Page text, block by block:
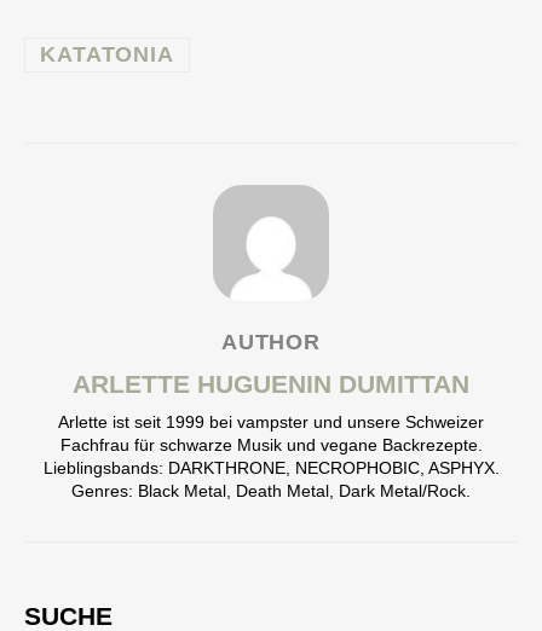
KATATONIA
AUTHOR
ARLETTE HUGUENIN DUMITTAN
Arlette ist seit 1999 bei vampster und unsere Schweizer
Fachfrau für schwarze Musik und vegane Backrezepte.
Lieblingsbands: DARKTHRONE, NECROPHOBIC, ASPHYX.
Genres: Black Metal, Death Metal, Dark Metal/Rock.
SUCHE